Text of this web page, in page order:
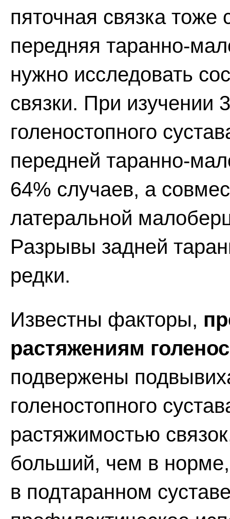
пяточная связка тоже
передняя таранно-
нужно исследовать
связки. При изучении
голеностопного
передней таранно-
64% случаев, а
латеральной
Разрывы задней
редки.
Известны факторы,
растяжениям
подвержены
голеностопного
растяжимостью
больший, чем в
в подтаранном